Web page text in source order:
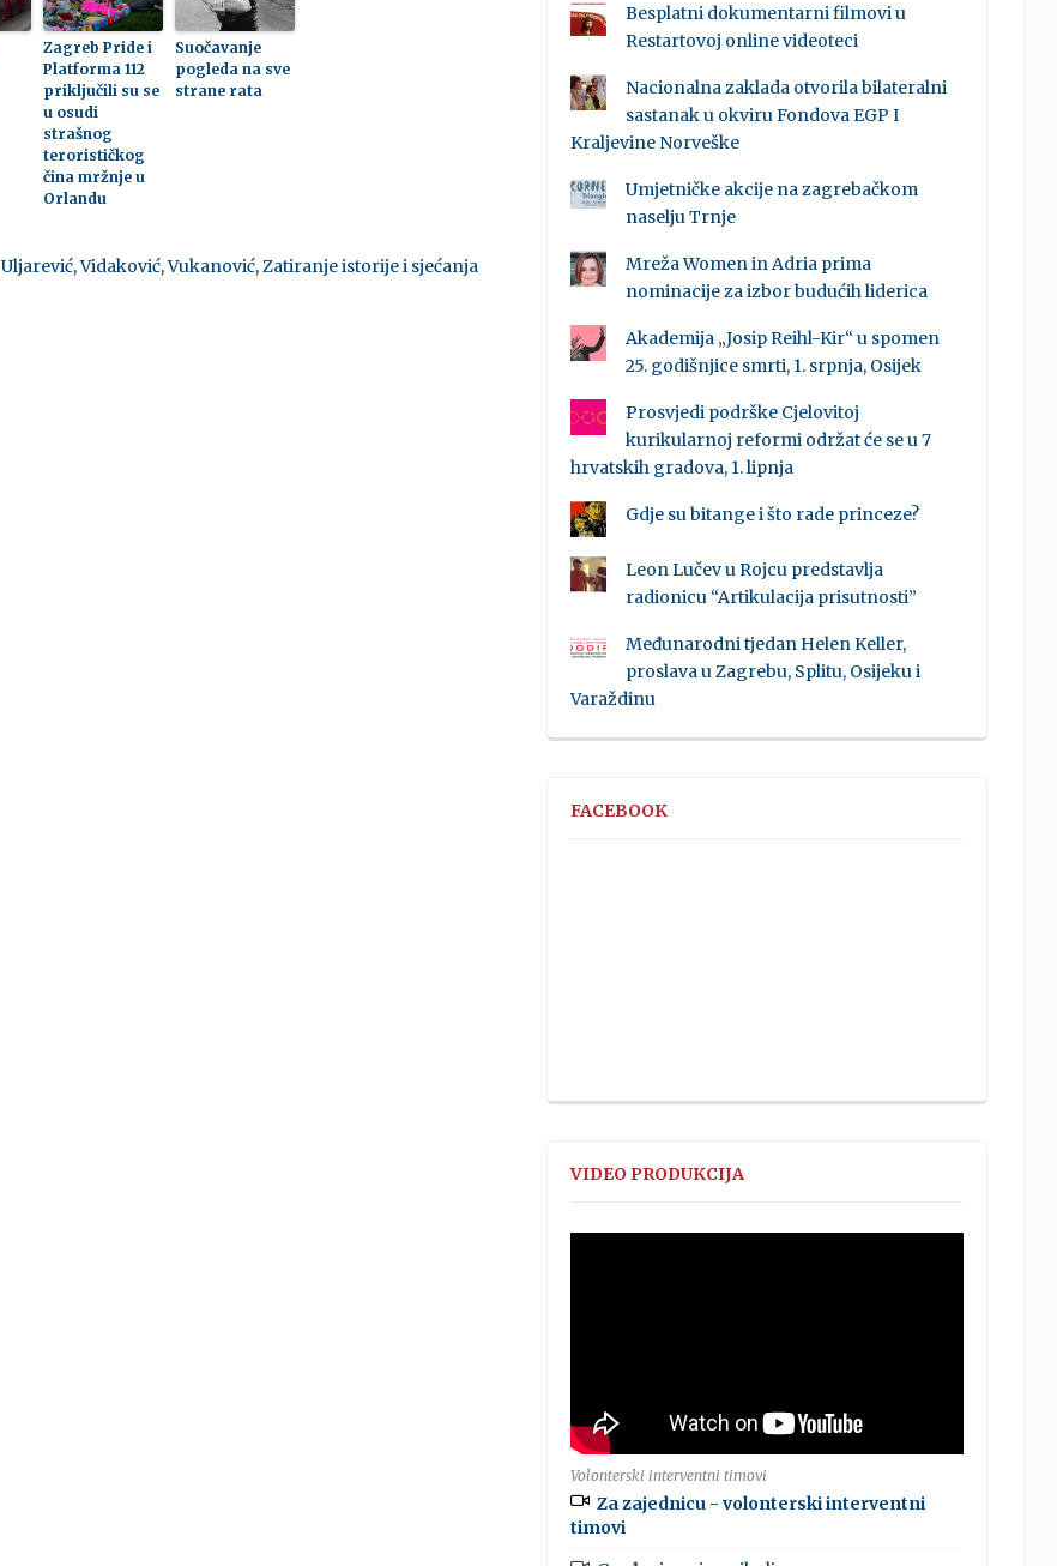
Zagreb Pride i
Platforma 112
priključili su se
u osudi
strašnog
terorističkog
čina mržnje u
Orlandu
Suočavanje
pogleda na sve
strane rata
Uljarević,Vidaković,Vukanović,Zatiranje istorije i sjećanja
Besplatni dokumentarni filmovi u
Restartovoj online videoteci
Nacionalna zaklada otvorila bilateralni
sastanak u okviru Fondova EGP I
Kraljevine Norveške
Umjetničke akcije na zagrebačkom
naselju Trnje
Mreža Women in Adria prima
nominacije za izbor budućih liderica
Akademija „Josip Reihl-Kir“ u spomen
25. godišnjice smrti, 1. srpnja, Osijek
Prosvjedi podrške Cjelovitoj
kurikularnoj reformi održat će se u 7
hrvatskih gradova, 1. lipnja
Gdje su bitange i što rade princeze?
Leon Lučev u Rojcu predstavlja
radionicu “Artikulacija prisutnosti”
Međunarodni tjedan Helen Keller,
proslava u Zagrebu, Splitu, Osijeku i
Varaždinu
FACEBOOK
VIDEO PRODUKCIJA
Volonterski interventni timovi
Za zajednicu - volonterski interventni
timovi